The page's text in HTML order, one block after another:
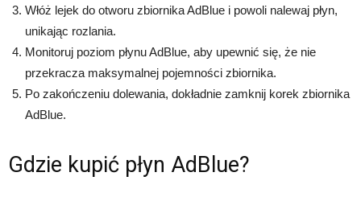
Włóż lejek do otworu zbiornika AdBlue i powoli nalewaj płyn,
unikając rozlania.
Monitoruj poziom płynu AdBlue, aby upewnić się, że nie
przekracza maksymalnej pojemności zbiornika.
Po zakończeniu dolewania, dokładnie zamknij korek zbiornika
AdBlue.
Gdzie kupić płyn AdBlue?